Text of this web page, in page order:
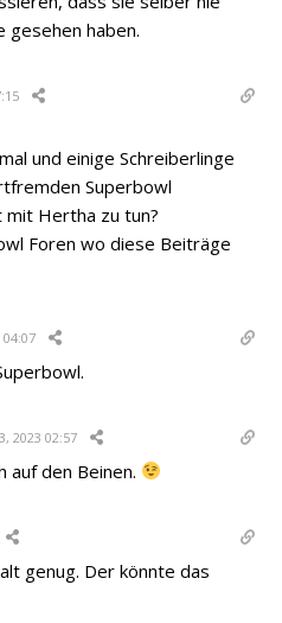
gesehen haben.
und einige Schreiberlinge
Superbowl
mit Hertha zu tun?
Foren wo diese Beiträge
2023 02:57
auf den Beinen.
genug. Der könnte das